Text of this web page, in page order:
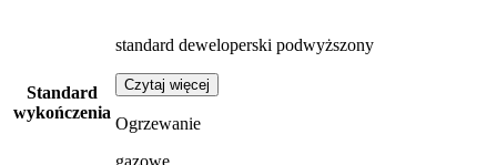
Standard
wykończenia
standard deweloperski podwyższony
Czytaj więcej
Ogrzewanie
gazowe